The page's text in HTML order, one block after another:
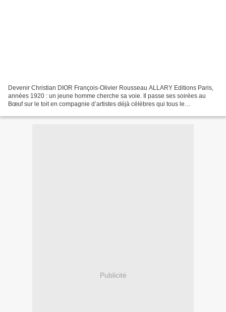
Devenir Christian DIOR François-Olivier Rousseau ALLARY Editions Paris,
années 1920 : un jeune homme cherche sa voie. Il passe ses soirées au
Bœuf sur le toit en compagnie d’artistes déjà célèbres qui tous le
Publicité